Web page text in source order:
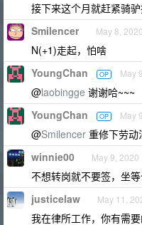
接下来这个月就赶紧骑
Smilencer May 8, 2020
N(+1)走起，怕啥
YoungChan OP May
@laobingge 谢谢哈~~~
YoungChan OP May
@Smilencer 重修下劳动
winnie00 May 9, 2020
不想转岗就不要签，坐
justicelaw May 11,
我在律所工作，你有需要